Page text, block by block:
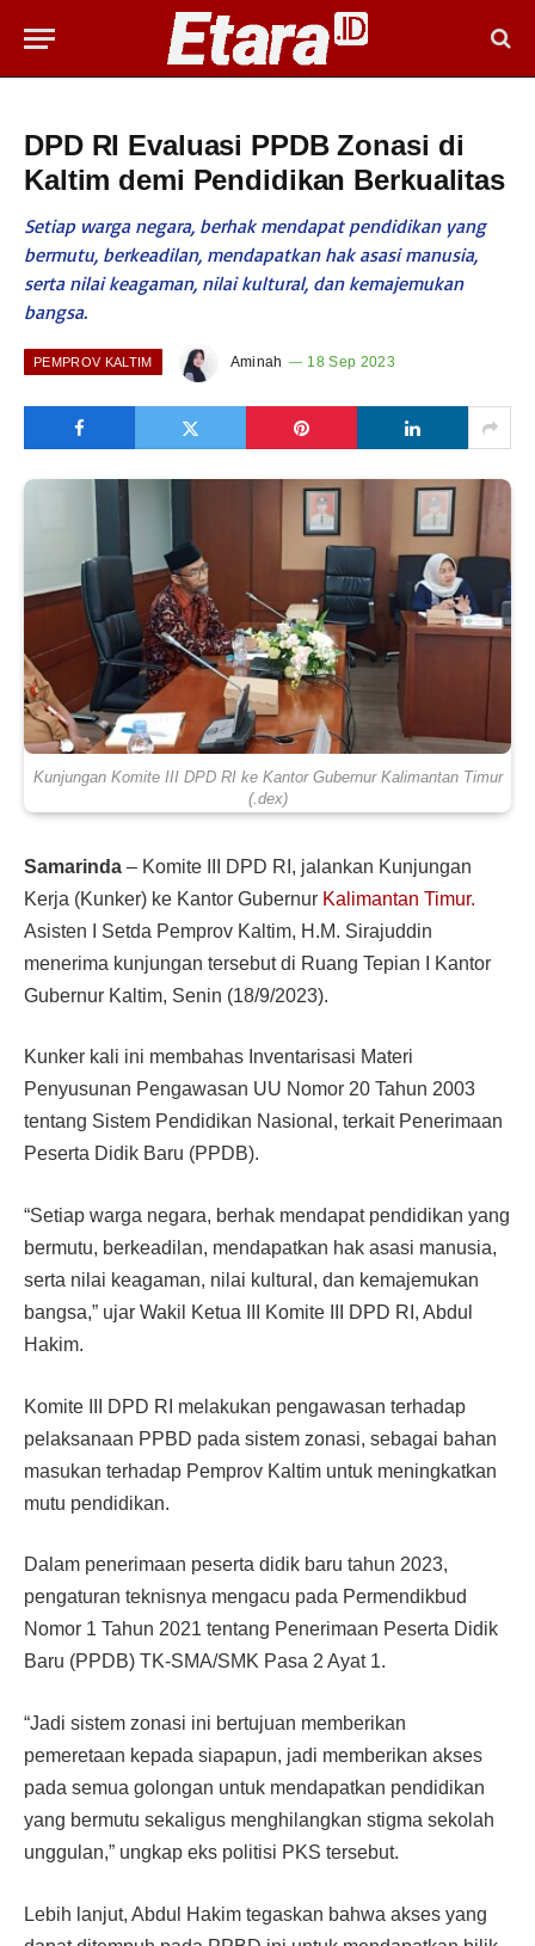
DPD RI Evaluasi PPDB Zonasi di
Kaltim demi Pendidikan Berkualitas
Setiap warga negara, berhak mendapat pendidikan yang
bermutu, berkeadilan, mendapatkan hak asasi manusia,
serta nilai keagaman, nilai kultural, dan kemajemukan
bangsa.
PEMPROV KALTIM Aminah 18 Sep 2023
Kunjungan Komite III DPD RI ke Kantor Gubernur Kalimantan Timur
(.dex)
Samarinda – Komite III DPD RI, jalankan Kunjungan
Kerja (Kunker) ke Kantor Gubernur Kalimantan Timur.
Asisten I Setda Pemprov Kaltim, H.M. Sirajuddin
menerima kunjungan tersebut di Ruang Tepian I Kantor
Gubernur Kaltim, Senin (18/9/2023).
Kunker kali ini membahas Inventarisasi Materi
Penyusunan Pengawasan UU Nomor 20 Tahun 2003
tentang Sistem Pendidikan Nasional, terkait Penerimaan
Peserta Didik Baru (PPDB).
“Setiap warga negara, berhak mendapat pendidikan yang
bermutu, berkeadilan, mendapatkan hak asasi manusia,
serta nilai keagaman, nilai kultural, dan kemajemukan
bangsa,” ujar Wakil Ketua III Komite III DPD RI, Abdul
Hakim.
Komite III DPD RI melakukan pengawasan terhadap
pelaksanaan PPBD pada sistem zonasi, sebagai bahan
masukan terhadap Pemprov Kaltim untuk meningkatkan
mutu pendidikan.
Dalam penerimaan peserta didik baru tahun 2023,
pengaturan teknisnya mengacu pada Permendikbud
Nomor 1 Tahun 2021 tentang Penerimaan Peserta Didik
Baru (PPDB) TK-SMA/SMK Pasa 2 Ayat 1.
“Jadi sistem zonasi ini bertujuan memberikan
pemeretaan kepada siapapun, jadi memberikan akses
pada semua golongan untuk mendapatkan pendidikan
yang bermutu sekaligus menghilangkan stigma sekolah
unggulan,” ungkap eks politisi PKS tersebut.
Lebih lanjut, Abdul Hakim tegaskan bahwa akses yang